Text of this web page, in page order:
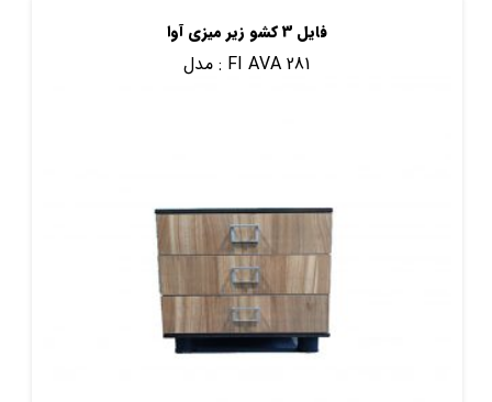
فایل 3 کشو زیر میزی آوا
مدل : FI AVA 281